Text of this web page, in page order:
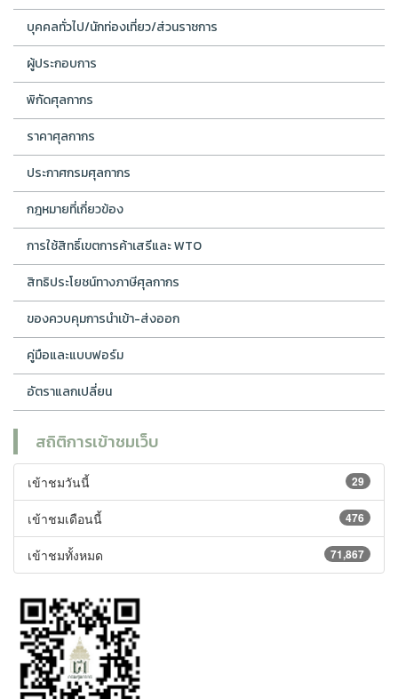
บุคคลทั่วไป/นักท่องเที่ยว/ส่วนราชการ
ผู้ประกอบการ
พิกัดศุลกากร
ราคาศุลกากร
ประกาศกรมศุลกากร
กฎหมายที่เกี่ยวข้อง
การใช้สิทธิ์เขตการค้าเสรีและ WTO
สิทธิประโยชน์ทางภาษีศุลกากร
ของควบคุมการนำเข้า-ส่งออก
คู่มือและแบบฟอร์ม
อัตราแลกเปลี่ยน
สถิติการเข้าชมเว็บ
29
เข้าชมวันนี้
476
เข้าชมเดือนนี้
71,867
เข้าชมทั้งหมด